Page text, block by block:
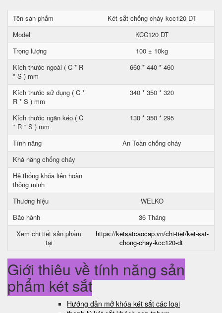
Tên sản phẩm
Két sắt chống cháy kcc120 DT
Model
KCC120 DT
Trọng lượng
100 ± 10kg
Kích thước ngoài ( C * R
* S ) mm
660 * 440 * 460
Kích thước sử dụng ( C *
R * S ) mm
340 * 350 * 320
Kích thước ngăn kéo ( C
* R * S ) mm
130 * 350 * 295
Tính năng
An Toàn chống cháy
Khả năng chống cháy
Hệ thống khóa liên hoàn
thông minh
Thương hiệu
WELKO
Bảo hành
36 Tháng
Xem chi tiết sản phẩm
tại
https://ketsatcaocap.vn/chi-tiet/ket-sat-
chong-chay-kcc120-dt
Giới thiệu về tính năng sản
phẩm két sắt
Hướng dẫn mở khóa két sắt các loại